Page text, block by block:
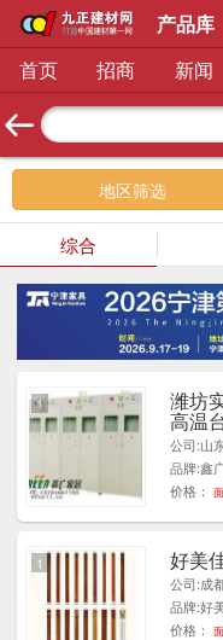
产品库
首页
招商 新闻
地区筛选
综合
潍坊
高温
公司:山
品牌:鑫
价格：
1
好美
公司:成
品牌:好
价格：
1